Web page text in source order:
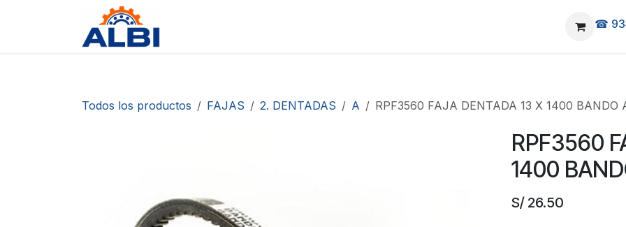
☎
Todos los productos FAJAS 2. DENTADAS A RPF3560 FAJA DENTADA 13 X 1400 BANDO
RPF3560
1400
S/ 26.50